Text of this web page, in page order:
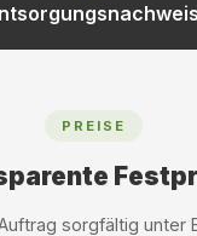
PREISE
sorgfältig unter